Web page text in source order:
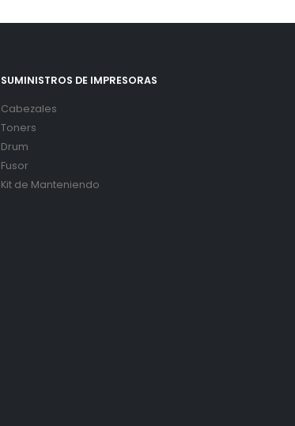
SUMINISTROS DE IMPRESORAS
Cabezales
Toners
Drum
Fusor
Kit de Manteniendo